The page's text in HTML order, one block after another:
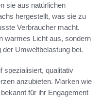
sie aus natürlichen
hergestellt, was sie zu
Verbraucher macht.
warmes Licht aus, sondern
Umweltbelastung bei.
spezialisiert, qualitativ
anzubieten. Marken wie
für ihr Engagement